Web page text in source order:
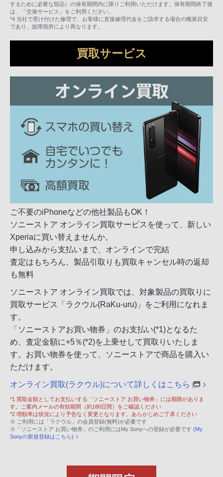
するために必要な部品）の保有期間内に限りご利用いただけます。保有期間終了後
は、「交換サービス」をご利用ください。
*4 当社で受け付けた修理で、お客様に直接修理代金をご請求する場合の概算目安
であり、故障箇所により異なります。
買取サービス
ご不要のiPhoneなどの他社製品もOK！
ソニーストア オンライン買取サービスを使って、新しい
Xperiaに買い替えませんか。
申し込みから支払いまで、オンラインで完結
査定はもちろん、製品引取りも買取キャンセル時の返却
も無料
ソニーストア オンライン買取では、対象製品の買取りに
買取サービス「ラクウル(RaKu-uru)」をご利用になれま
す。
「ソニーストアお買い物券」のお支払い(*1)となるた
め、査定金額に+5％(*2)を上乗せして買取りいたしま
す。お買い物券を使って、ソニーストアで商品を購入い
ただけます。
オンライン買取(ラクウル)について詳しくはこちら
*1 買取金額としてお支払いする「ソニーストア お買い物券」には期限がありま
す。ご案内メールの有効期間（約180日間）をご確認ください
*2 増額率は状況により予告なく変更となります。あらかじめご了承ください
※ ご利用には「ラクウル」の会員登録(無料)が必要です
※「ソニーストア お買い物券」のご利用にはMy Sonyへの登録が必要です (My
Sonyの新規登録はこちら)